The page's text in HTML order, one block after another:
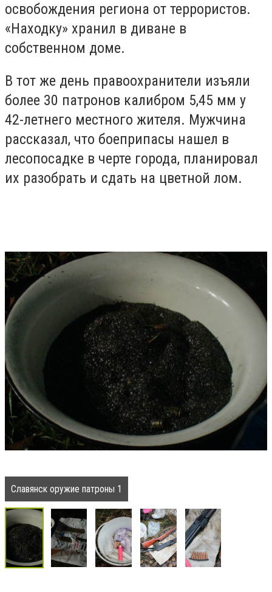
освобождения региона от террористов.
«Находку» хранил в диване в
собственном доме.
В тот же день правоохранители изъяли
более 30 патронов калибром 5,45 мм у
42-летнего местного жителя. Мужчина
рассказал, что боеприпасы нашел в
лесопосадке в черте города, планировал
их разобрать и сдать на цветной лом.
Славянск оружие патроны 1